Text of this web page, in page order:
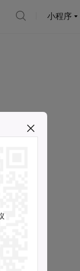
小程序